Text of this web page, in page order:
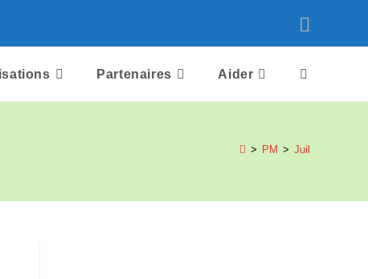
Partenaires Aider Toggle
> PM > Juil